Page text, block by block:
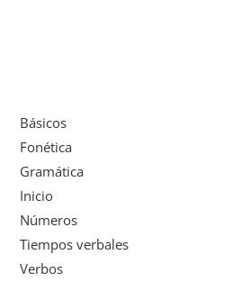
Básicos
Fonética
Gramática
Inicio
Números
Tiempos verbales
Verbos